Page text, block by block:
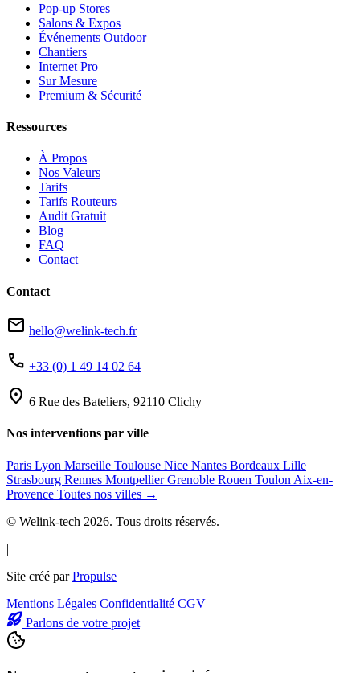
Pop-up Stores
Salons & Expos
Événements Outdoor
Chantiers
Internet Pro
Sur Mesure
Premium & Sécurité
Ressources
À Propos
Nos Valeurs
Tarifs
Tarifs Routeurs
Audit Gratuit
Blog
FAQ
Contact
Contact
mail hello@welink-tech.fr
phone +33 (0) 1 49 14 02 64
location_on 6 Rue des Bateliers, 92110 Clichy
Nos interventions par ville
Paris Lyon Marseille Toulouse Nice Nantes Bordeaux Lille
Strasbourg Rennes MontpellierGrenoble Rouen Toulon Aix-en-
Provence Toutes nos villes →
© Welink-tech 2026. Tous droits réservés.
|
Site créé parPropulse
Mentions Légales Confidentialité CGV
Parlons de votre projet